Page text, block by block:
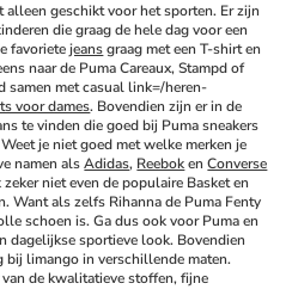
alleen geschikt voor het sporten. Er zijn
die graag de hele dag voor een
favoriete jeans graag met een T-shirt en
naar de Puma Careaux, Stampd of
samen met casual link=/heren-
voor dames. Bovendien zijn er in de
te vinden die goed bij Puma sneakers
je niet goed met welke merken je
namen als Adidas, Reebok en Converse
niet even de populaire Basket en
Want als zelfs Rihanna de Puma Fenty
schoen is. Ga dus ook voor Puma en
dagelijkse sportieve look. Bovendien
bij limango in verschillende maten.
de kwalitatieve stoffen, fijne